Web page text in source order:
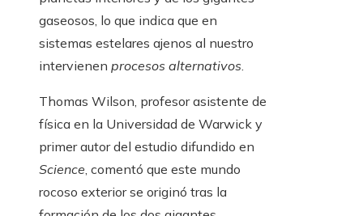
gaseosos, lo que indica que en
sistemas estelares ajenos al nuestro
intervienen procesos alternativos.
Thomas Wilson, profesor asistente de
física en la Universidad de Warwick y
primer autor del estudio difundido en
Science, comentó que este mundo
rocoso exterior se originó tras la